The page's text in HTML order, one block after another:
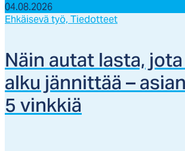
04.08.2026
Ehkäisevä työ, Tiedotteet
Näin au­tat las­ta,
al­ku jän­nit­tää –
5 vink­kiä